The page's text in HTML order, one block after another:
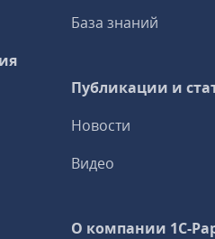
База знаний
Публикации и
Новости
Видео
О компании 1C-